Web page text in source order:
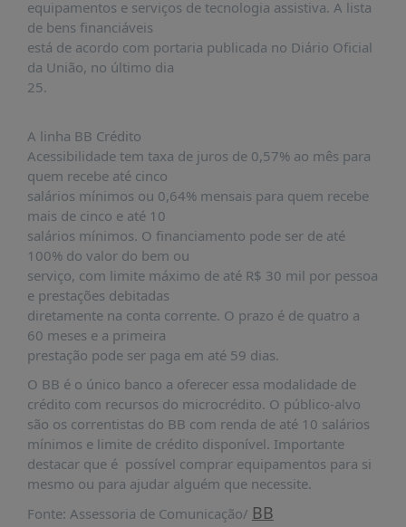
DADOS
FRENTE
PARLAMENTAR
A
FRENTE
MATERIAIS
INFORMAÇÕES
CURSOS
E
EVENTOS
MATERIAIS
DISPONÍVEIS
PUBLICAÇÕES
REVISTA
RUMOS
LIVROS
equipamentos e serviços de tecnologia assistiva. A lista
de bens financiáveis
está de acordo com portaria publicada no Diário Oficial
da União, no último dia
25.
A linha BB Crédito
Acessibilidade tem taxa de juros de 0,57% ao mês para
quem recebe até cinco
salários mínimos ou 0,64% mensais para quem recebe
mais de cinco e até 10
salários mínimos. O financiamento pode ser de até
100% do valor do bem ou
serviço, com limite máximo de até R$ 30 mil por pessoa
e prestações debitadas
diretamente na conta corrente. O prazo é de quatro a
60 meses e a primeira
prestação pode ser paga em até 59 dias.
O BB é o único banco a oferecer essa modalidade de
crédito com recursos do microcrédito. O público-alvo
são os correntistas do BB com renda de até 10 salários
mínimos e limite de crédito disponível. Importante
destacar que é possível comprar equipamentos para si
mesmo ou para ajudar alguém que necessite.
Fonte: Assessoria de Comunicação/ BB